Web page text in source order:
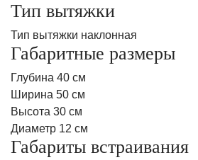
Тип вытяжки
Тип вытяжки наклонная
Габаритные размеры
Глубина 40 см
Ширина 50 см
Высота 30 см
Диаметр 12 см
Габариты встраивания